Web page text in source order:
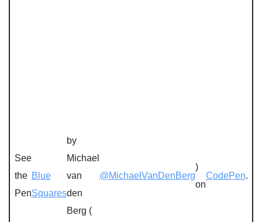
See
the
Pen
Blue
Squares
by
Michael
van
den
Berg (
@MichaelVanDenBerg
)
on
CodePen.